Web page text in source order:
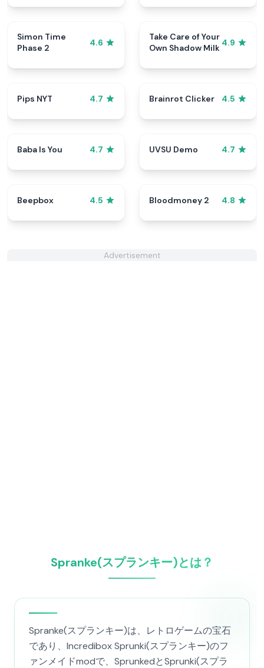
Simon Time
Phase 2
4.6
Take Care of Your
Own Shadow Milk 4.9
Pips NYT 4.7 Brainrot Clicker 4.5
Baba Is You 4.7 UVSU Demo 4.7
Beepbox 4.5 Bloodmoney 2 4.8
Advertisement
Spranke(スプランキー)とは？
Spranke(スプランキー)は、レトロゲームの宝石
であり、Incredibox Sprunki(スプランキー)のフ
ァンメイドmodで、SprunkedとSprunki(スプラ